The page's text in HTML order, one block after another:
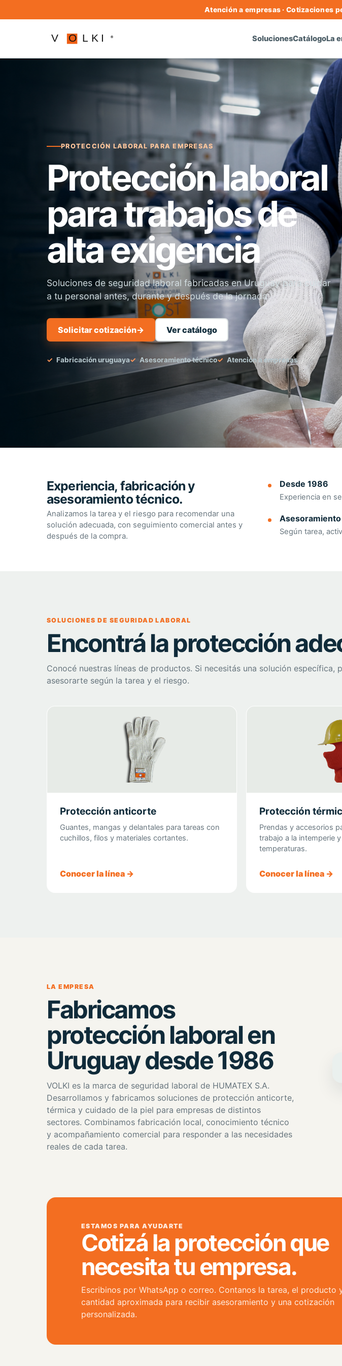
Atención a empresas · Cotizaciones
SolucionesCatálogoLa
PROTECCIÓN LABORAL PARA EMPRESAS
Protección laboral
para trabajos de
alta exigencia
Soluciones de seguridad laboral fabricadas en Uruguay para cuidar
a tu personal antes, durante y después de la jornada.
Solicitar cotización→ Ver catálogo
Fabricación uruguaya Asesoramiento técnico Atención a empresas
Experiencia, fabricación y
asesoramiento técnico.
Analizamos la tarea y el riesgo para recomendar una
solución adecuada, con seguimiento comercial antes y
después de la compra.
Desde 1986
Experiencia en
Según tarea,
SOLUCIONES DE SEGURIDAD LABORAL
Encontrá la protección
Conocé nuestras líneas de productos. Si necesitás una solución específica,
asesorarte según la tarea y el riesgo.
Protección anticorte
Guantes, mangas y delantales para tareas con
cuchillos, filos y materiales cortantes.
Conocer la línea →
Protección
Prendas y accesorios
trabajo a la intemperie
temperaturas.
Conocer la línea →
LA EMPRESA
Fabricamos
protección laboral en
Uruguay desde 1986
VOLKI es la marca de seguridad laboral de HUMATEX S.A.
Desarrollamos y fabricamos soluciones de protección anticorte,
térmica y cuidado de la piel para empresas de distintos
sectores. Combinamos fabricación local, conocimiento técnico
y acompañamiento comercial para responder a las necesidades
reales de cada tarea.
ESTAMOS PARA AYUDARTE
Cotizá la protección que
necesita tu empresa.
Escribinos por WhatsApp o correo. Contanos la tarea, el producto
cantidad aproximada para recibir asesoramiento y una cotización
personalizada.